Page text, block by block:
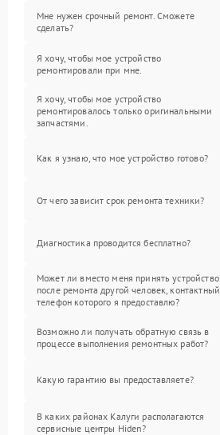
Мне нужен срочный ремонт. Сможете
сделать?
Я хочу, чтобы мое устройство
ремонтировали при мне.
Я хочу, чтобы мое устройство
ремонтировалось только оригинальными
запчастями.
Как я узнаю, что мое устройство готово?
От чего зависит срок ремонта техники?
Диагностика проводится бесплатно?
Может ли вместо меня принять устройство
после ремонта другой человек, контактный
телефон которого я предоставлю?
Возможно ли получать обратную связь в
процессе выполнения ремонтных работ?
Какую гарантию вы предоставляете?
В каких районах Калуги располагаются
сервисные центры Hiden?